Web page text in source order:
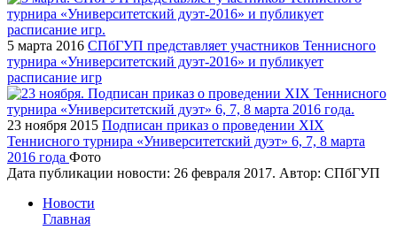
5 марта 2016 СПбГУП представляет участников Теннисного
турнира «Университетский дуэт-2016» и публикует
расписание игр
23 ноября 2015 Подписан приказ о проведении XIX
Теннисного турнира «Университетский дуэт» 6, 7, 8 марта
2016 года Фото
Дата публикации новости: 26 февраля 2017. Автор: СПбГУП
Новости
Главная